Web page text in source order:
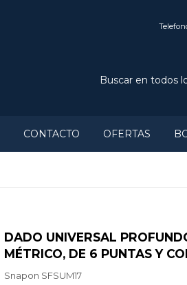
CONTACTO OFERTAS
DADO UNIVERSAL
MÉTRICO, DE 6 PUNTAS Y
Snapon SFSUM17